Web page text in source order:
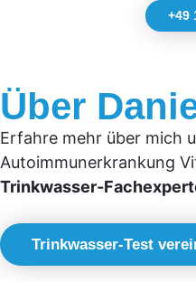
+49
Über
Erfahre mehr über mich
Autoimmunerkrankung
Trinkwasser-
Trinkwasser-Test